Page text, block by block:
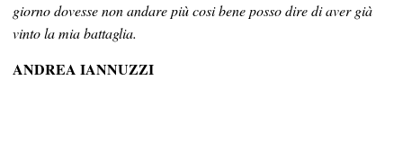
giorno dovesse non andare più cosi bene posso dire di aver già
vinto la mia battaglia.
ANDREA IANNUZZI